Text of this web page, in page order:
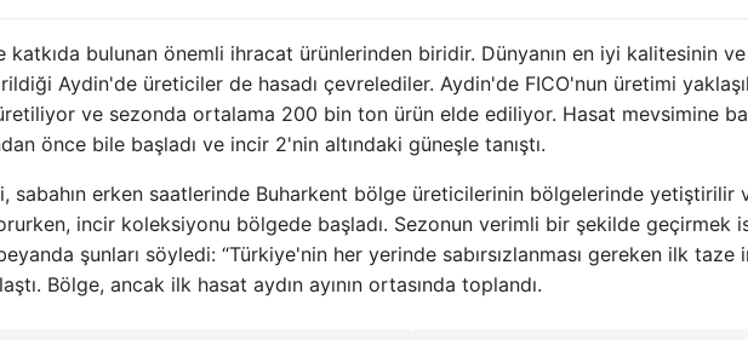
katkıda bulunan önemli ihracat ürünlerinden biridir. Dünyanın en iyi kalitesinin
Aydin'de üreticiler de hasadı çevrelediler. Aydin'de FICO'nun üretimi
ve sezonda ortalama 200 bin ton ürün elde ediliyor. Hasat mevsimine
önce bile başladı ve incir 2'nin altındaki güneşle tanıştı.
sabahın erken saatlerinde Buharkent bölge üreticilerinin bölgelerinde yetiştirilir
incir koleksiyonu bölgede başladı. Sezonun verimli bir şekilde geçirmek
şunları söyledi: “Türkiye'nin her yerinde sabırsızlanması gereken ilk taze
Bölge, ancak ilk hasat aydın ayının ortasında toplandı.